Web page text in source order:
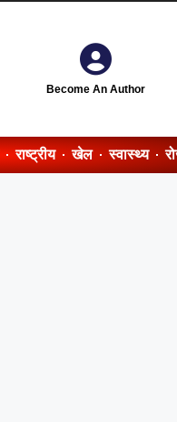
Become An Author
राष्ट्रीय खेल स्वास्थ्य